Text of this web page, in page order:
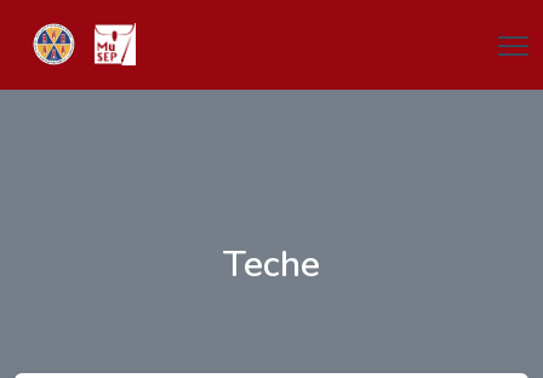
Teche